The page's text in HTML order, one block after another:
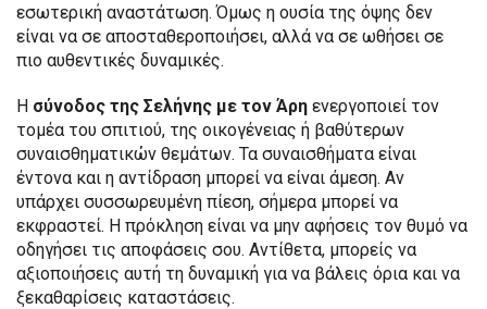
εσωτερική αναστάτωση. Όμως η ουσία της όψης δεν
είναι να σε αποσταθεροποιήσει, αλλά να σε ωθήσει σε
πιο αυθεντικές δυναμικές.
Η σύνοδος της Σελήνης με τον Άρη ενεργοποιεί τον
τομέα του σπιτιού, της οικογένειας ή βαθύτερων
συναισθηματικών θεμάτων. Τα συναισθήματα είναι
έντονα και η αντίδραση μπορεί να είναι άμεση. Αν
υπάρχει συσσωρευμένη πίεση, σήμερα μπορεί να
εκφραστεί. Η πρόκληση είναι να μην αφήσεις τον θυμό να
οδηγήσει τις αποφάσεις σου. Αντίθετα, μπορείς να
αξιοποιήσεις αυτή τη δυναμική για να βάλεις όρια και να
ξεκαθαρίσεις καταστάσεις.